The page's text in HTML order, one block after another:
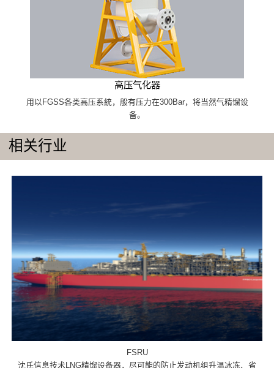
高压气化器
用以FGSS各类高压系統，般有压力在300Bar，将当然气精馏设
备。
相关行业
FSRU
沈氏信息技术LNG精馏设备器，尽可能的防止发动机组升温冰冻、省